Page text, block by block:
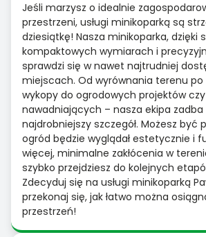
Jeśli marzysz o idealnie
przestrzeni, usługi minikoparką są
dziesiątkę! Nasza minikoparka, dzięki
kompaktowych wymiarach i
sprawdzi się w nawet najtrudniej
miejscach. Od wyrównania terenu po
wykopy do ogrodowych projektów
nawadniających – nasza ekipa zadba
najdrobniejszy szczegół. Możesz być
ogród będzie wyglądał estetycznie i
więcej, minimalne zakłócenia w
szybko przejdziesz do kolejnych
Zdecyduj się na usługi minikoparką
przekonaj się, jak łatwo można
przestrzeń!